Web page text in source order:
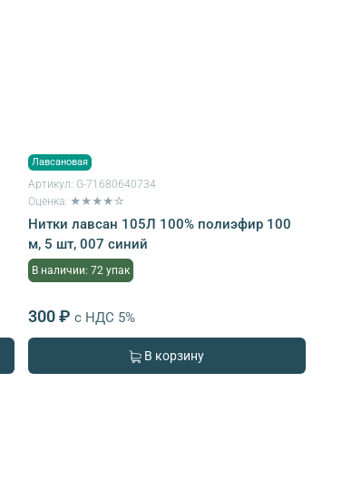
Лавсановая
Артикул: G-71680640734
Оценка: ★★★★☆
Нитки лавсан 105Л 100% полиэфир 100
м, 5 шт, 007 синий
В наличии: 72 упак
300 ₽ с НДС 5%
В корзину